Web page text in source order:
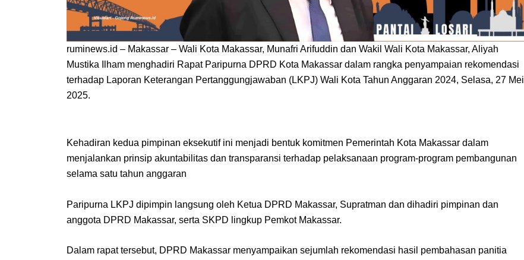
ruminews.id – Makassar – Wali Kota Makassar, Munafri Arifuddin dan Wakil Wali Kota Makassar, Aliyah
Mustika Ilham menghadiri Rapat Paripurna DPRD Kota Makassar dalam rangka penyampaian rekomendasi
terhadap Laporan Keterangan Pertanggungjawaban (LKPJ) Wali Kota Tahun Anggaran 2024, Selasa, 27 Mei
2025.
Kehadiran kedua pimpinan eksekutif ini menjadi bentuk komitmen Pemerintah Kota Makassar dalam
menjalankan prinsip akuntabilitas dan transparansi terhadap pelaksanaan program-program pembangunan
selama satu tahun anggaran
Paripurna LKPJ dipimpin langsung oleh Ketua DPRD Makassar, Supratman dan dihadiri pimpinan dan
anggota DPRD Makassar, serta SKPD lingkup Pemkot Makassar.
Dalam rapat tersebut, DPRD Makassar menyampaikan sejumlah rekomendasi hasil pembahasan panitia